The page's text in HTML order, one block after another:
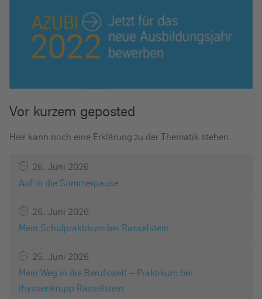
Vor kurzem geposted
Hier kann noch eine Erklärung zu der Thematik stehen
26. Juni 2026
Auf in die Sommerpause
26. Juni 2026
Mein Schulpraktikum bei Rasselstein
25. Juni 2026
Mein Weg in die Berufswelt – Praktikum bei
thyssenkrupp Rasselstein